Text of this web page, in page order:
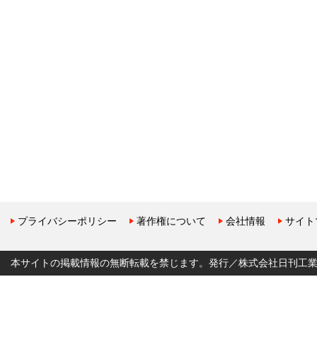
プライバシーポリシー 著作権について 会社情報 サイ
本サイトの掲載情報の無断転載を禁じます。発行／株式会社日刊